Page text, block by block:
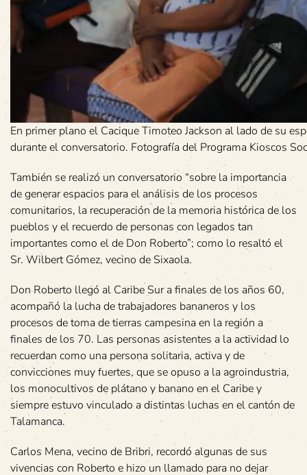
En primer plano el Cacique Timoteo Jackson al lado de su
durante el conversatorio. Fotografía del Programa Kioscos
También se realizó un conversatorio “sobre la importancia
de generar espacios para el análisis de los procesos
comunitarios, la recuperación de la memoria histórica de los
pueblos y el recuerdo de personas con legados tan
importantes como el de Don Roberto”; como lo resaltó el
Sr. Wilbert Gómez, vecino de Sixaola.
Don Roberto llegó al Caribe Sur a finales de los años 60,
acompañó la lucha de trabajadores bananeros y los
procesos de toma de tierras campesina en la región a
finales de los 70. Las personas asistentes a la actividad lo
recuerdan como una persona solitaria, activa y de
convicciones muy fuertes, que se opuso a la agroindustria,
los monocultivos de plátano y banano en el Caribe y
siempre estuvo vinculado a distintas luchas en el cantón de
Talamanca.
Carlos Mena, vecino de Bribri, recordó algunas de sus
vivencias con Roberto e hizo un llamado para no dejar